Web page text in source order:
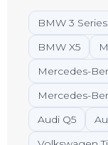
BMW 3 Series
BMW X5
Mercedes-
Mercedes-
Audi Q5